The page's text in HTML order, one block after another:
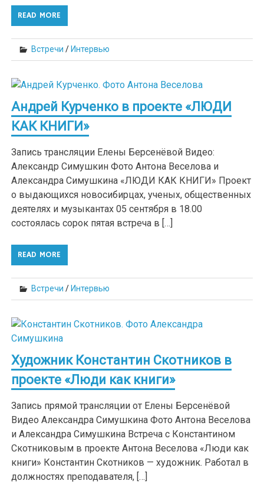
READ MORE
Встречи / Интервью
Андрей Курченко в проекте «ЛЮДИ
КАК КНИГИ»
Запись трансляции Елены Берсенёвой Видео:
Александр Симушкин Фото Антона Веселова и
Александра Симушкина «ЛЮДИ КАК КНИГИ» Проект
о выдающихся новосибирцах, ученых, общественных
деятелях и музыкантах 05 сентября в 18.00
состоялась сорок пятая встреча в […]
READ MORE
Встречи / Интервью
Художник Константин Скотников в
проекте «Люди как книги»
Запись прямой трансляции от Елены Берсенёвой
Видео Александра Симушкина Фото Антона Веселова
и Александра Симушкина Встреча с Константином
Скотниковым в проекте Антона Веселова «Люди как
книги» Константин Скотников — художник. Работал в
должностях преподавателя, […]